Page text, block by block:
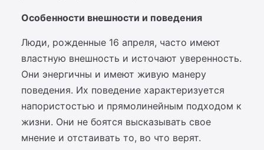
Особенности внешности и поведения
Люди, рожденные 16 апреля, часто имеют
властную внешность и источают уверенность.
Они энергичны и имеют живую манеру
поведения. Их поведение характеризуется
напористостью и прямолинейным подходом к
жизни. Они не боятся высказывать свое
мнение и отстаивать то, во что верят.